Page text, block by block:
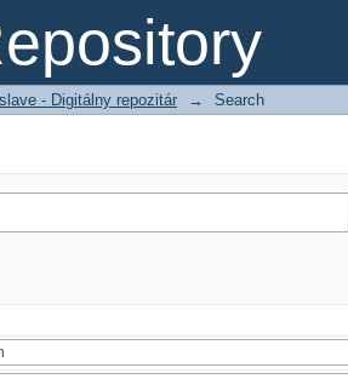
- Digitálny repozitár → Search